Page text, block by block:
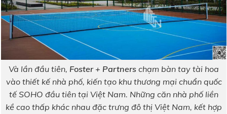
Và lần đầu tiên, Foster + Partners chạm bàn tay tài hoa
vào thiết kế nhà phố, kiến tạo khu thương mại chuẩn quốc
tế SOHO đầu tiên tại Việt Nam. Những căn nhà phố liền
kề cao thấp khác nhau đặc trưng đô thị Việt Nam, kết hợp